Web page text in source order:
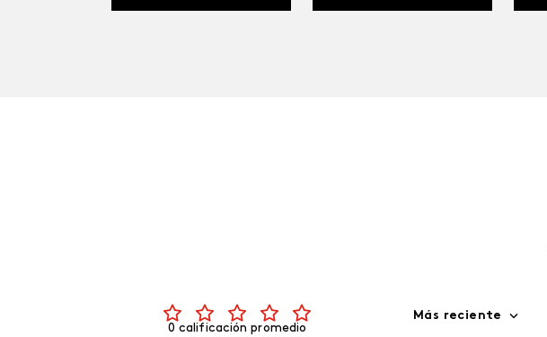
0 calificación promedio
Más reciente